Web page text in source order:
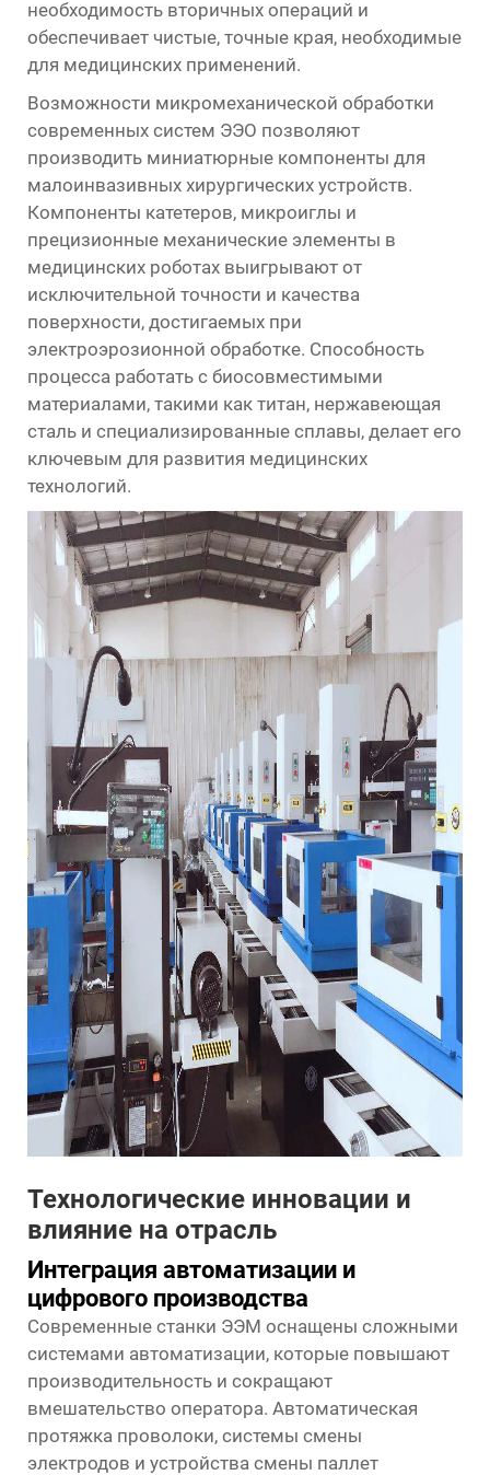
необходимость вторичных операций и
обеспечивает чистые, точные края, необходимые
для медицинских применений.
Возможности микромеханической обработки
современных систем ЭЭО позволяют
производить миниатюрные компоненты для
малоинвазивных хирургических устройств.
Компоненты катетеров, микроиглы и
прецизионные механические элементы в
медицинских роботах выигрывают от
исключительной точности и качества
поверхности, достигаемых при
электроэрозионной обработке. Способность
процесса работать с биосовместимыми
материалами, такими как титан, нержавеющая
сталь и специализированные сплавы, делает его
ключевым для развития медицинских
технологий.
Технологические инновации и
влияние на отрасль
Интеграция автоматизации и
цифрового производства
Современные станки ЭЭМ оснащены сложными
системами автоматизации, которые повышают
производительность и сокращают
вмешательство оператора. Автоматическая
протяжка проволоки, системы смены
электродов и устройства смены паллет